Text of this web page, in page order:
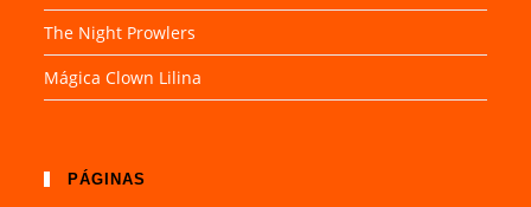
The Night Prowlers
Mágica Clown Lilina
PÁGINAS